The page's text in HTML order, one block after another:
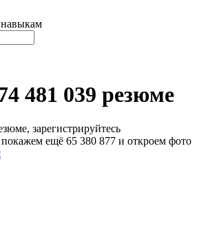
481 039 резюме
зарегистрируйтесь
ещё 65 380 877 и откроем фото